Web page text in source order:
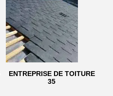
ENTREPRISE DE TOITURE
35